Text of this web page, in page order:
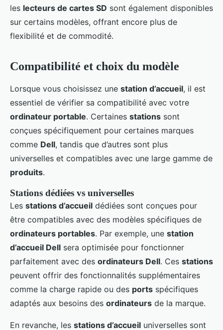
les lecteurs de cartes SD sont également disponibles
sur certains modèles, offrant encore plus de
flexibilité et de commodité.
Compatibilité et choix du modèle
Lorsque vous choisissez une station d’accueil, il est
essentiel de vérifier sa compatibilité avec votre
ordinateur portable. Certaines stations sont
conçues spécifiquement pour certaines marques
comme Dell, tandis que d’autres sont plus
universelles et compatibles avec une large gamme de
produits.
Stations dédiées vs universelles
Les stations d’accueil dédiées sont conçues pour
être compatibles avec des modèles spécifiques de
ordinateurs portables. Par exemple, une station
d’accueil Dell sera optimisée pour fonctionner
parfaitement avec des ordinateurs Dell. Ces stations
peuvent offrir des fonctionnalités supplémentaires
comme la charge rapide ou des ports spécifiques
adaptés aux besoins des ordinateurs de la marque.
En revanche, les stations d’accueil universelles sont